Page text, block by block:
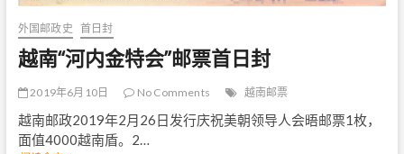
记
外国邮政史 首日封
越南“河内金特会”邮票首日封
2019年6月10日 No Comments 越南邮票
越南邮政2019年2月26日发行庆祝美朝领导人会晤邮票1枚，
面值4000越南盾。2…